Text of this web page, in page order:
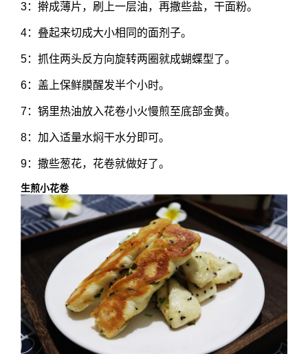
3：擀成薄片，刷上一层油，再撒些盐，干面粉。
4：叠起来切成大小相同的面剂子。
5：抓住两头反方向旋转两圈就成蝴蝶型了。
6：盖上保鲜膜醒发半个小时。
7：锅里热油放入花卷小火慢煎至底部金黄。
8：加入适量水焖干水分即可。
9：撒些葱花，花卷就做好了。
生煎小花卷